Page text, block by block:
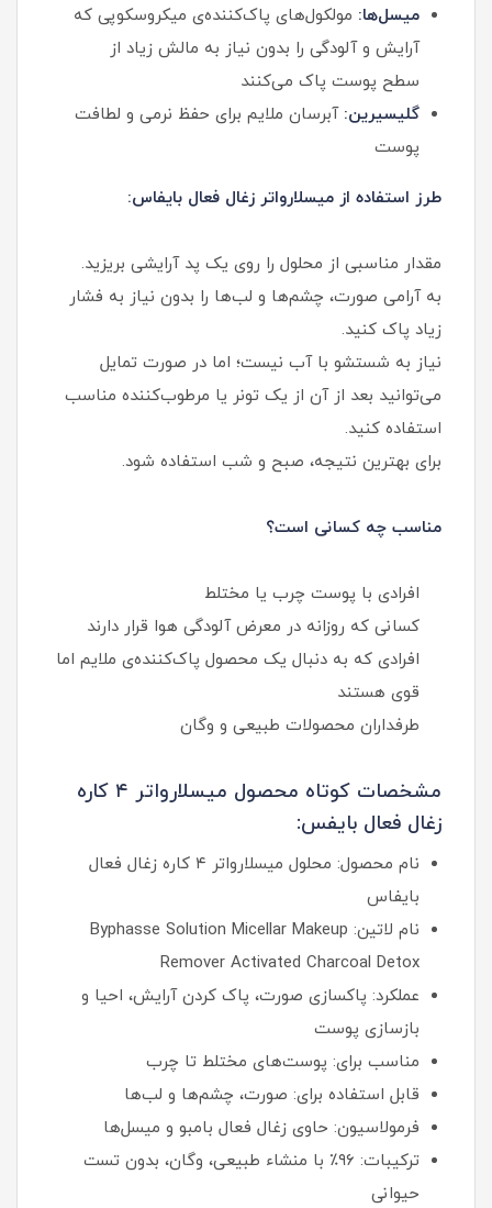
میسل‌ها: مولکول‌های پاک‌کننده‌ی میکروسکوپی که
آرایش و آلودگی را بدون نیاز به مالش زیاد از
سطح پوست پاک می‌کنند
گلیسیرین: آبرسان ملایم برای حفظ نرمی و لطافت
پوست
طرز استفاده از میسلارواتر زغال فعال بایفاس:
مقدار مناسبی از محلول را روی یک پد آرایشی بریزید.
به آرامی صورت، چشم‌ها و لب‌ها را بدون نیاز به فشار
زیاد پاک کنید.
نیاز به شستشو با آب نیست؛ اما در صورت تمایل
می‌توانید بعد از آن از یک تونر یا مرطوب‌کننده مناسب
استفاده کنید.
برای بهترین نتیجه، صبح و شب استفاده شود.
مناسب چه کسانی است؟
افرادی با پوست چرب یا مختلط
کسانی که روزانه در معرض آلودگی هوا قرار دارند
افرادی که به دنبال یک محصول پاک‌کننده‌ی ملایم اما
قوی هستند
طرفداران محصولات طبیعی و وگان
مشخصات کوتاه محصول میسلارواتر ۴ کاره
زغال فعال بایفس:
نام محصول: محلول میسلارواتر ۴ کاره زغال فعال
بایفاس
نام لاتین: Byphasse Solution Micellar Makeup
Remover Activated Charcoal Detox
عملکرد: پاکسازی صورت، پاک کردن آرایش، احیا و
بازسازی پوست
مناسب برای: پوست‌های مختلط تا چرب
قابل استفاده برای: صورت، چشم‌ها و لب‌ها
فرمولاسیون: حاوی زغال فعال بامبو و میسل‌ها
ترکیبات: ۹۶٪ با منشاء طبیعی، وگان، بدون تست
حیوانی